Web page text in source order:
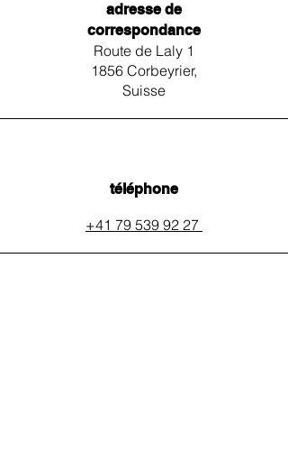
adresse de
correspondance
Route de Laly 1
1856 Corbeyrier,
Suisse
téléphone
+41 79 539 92 27